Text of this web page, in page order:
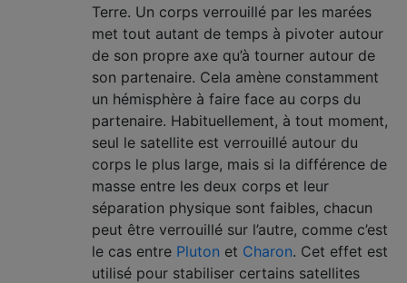
Terre. Un corps verrouillé par les marées
met tout autant de temps à pivoter autour
de son propre axe qu’à tourner autour de
son partenaire. Cela amène constamment
un hémisphère à faire face au corps du
partenaire. Habituellement, à tout moment,
seul le satellite est verrouillé autour du
corps le plus large, mais si la différence de
masse entre les deux corps et leur
séparation physique sont faibles, chacun
peut être verrouillé sur l’autre, comme c’est
le cas entre Pluton et Charon. Cet effet est
utilisé pour stabiliser certains satellites